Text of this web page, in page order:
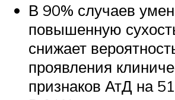
В 90% случаев
повышенную
снижает
проявления
признаков АтД на